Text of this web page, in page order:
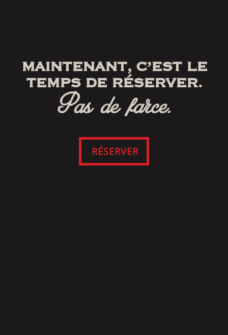
MAINTENANT, C’EST LE
TEMPS DE RÉSERVER.
Pas de farce.
RÉSERVER